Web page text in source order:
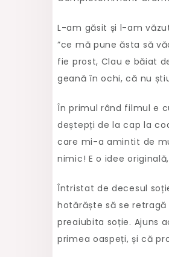
L-am găsit și l-am
”ce mă pune ăsta să
fie prost, Clau e băiat
geană în ochi, că nu
În primul rând filmul e
deștepți de la cap la
care mi-a amintit de
nimic! E o idee
Întristat de decesul
hotărăște să se
preaiubita soție. Ajuns
primea oaspeți, și că